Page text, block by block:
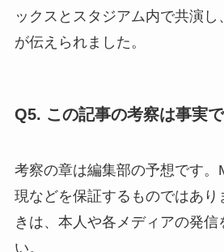
ックスとスタジアム内で共演
が伝えられました。
Q5. この記事の考察は事実
考察の章は編集部の予想です。
現などを保証するものではあり
きは、本人や各メディアの発信
い。